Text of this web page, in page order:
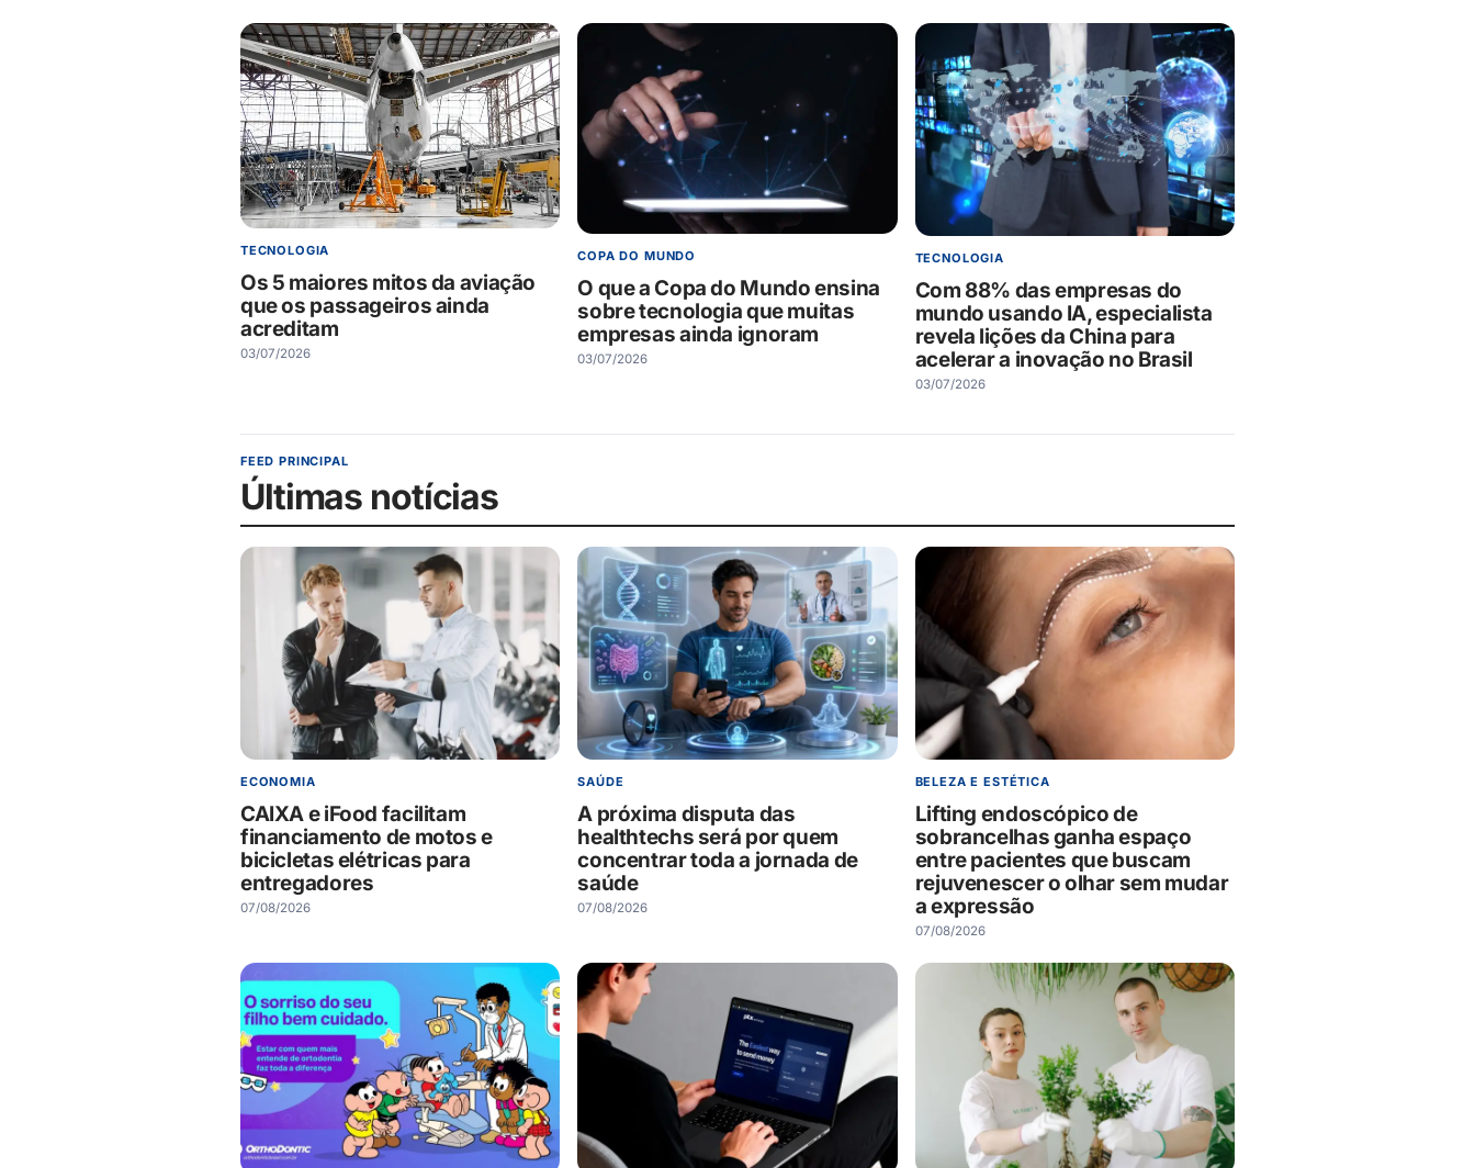
TECNOLOGIA
Os 5 maiores mitos da aviação
que os passageiros ainda
acreditam
03/07/2026
COPA DO MUNDO
O que a Copa do Mundo ensina
sobre tecnologia que muitas
empresas ainda ignoram
03/07/2026
TECNOLOGIA
Com 88% das empresas do
mundo usando IA, especialista
revela lições da China para
acelerar a inovação no Brasil
03/07/2026
FEED PRINCIPAL
Últimas notícias
ECONOMIA
CAIXA e iFood facilitam
financiamento de motos e
bicicletas elétricas para
entregadores
07/08/2026
SAÚDE
A próxima disputa das
healthtechs será por quem
concentrar toda a jornada de
saúde
07/08/2026
BELEZA E ESTÉTICA
Lifting endoscópico de
sobrancelhas ganha espaço
entre pacientes que buscam
rejuvenescer o olhar sem mudar
a expressão
07/08/2026